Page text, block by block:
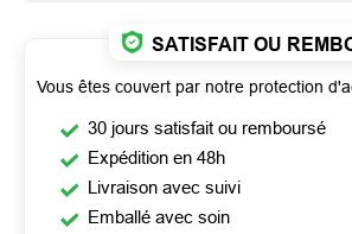
SATISFAIT OU
Vous êtes couvert par notre protection
30 jours satisfait ou remboursé
Expédition en 48h
Livraison avec suivi
Emballé avec soin